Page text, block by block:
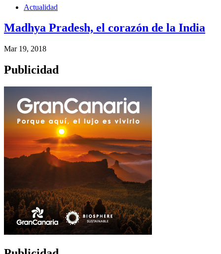
Actualidad
Madhya Pradesh, el corazón de la India
Mar 19, 2018
Publicidad